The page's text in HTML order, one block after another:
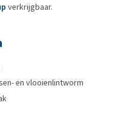
verkrijgbaar.
en vlooienlintworm